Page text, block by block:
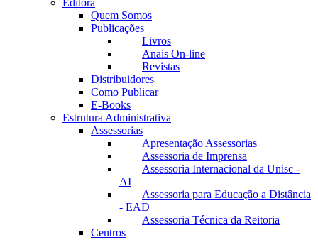
Editora
Quem Somos
Publicações
Livros
Anais On-line
Revistas
Distribuidores
Como Publicar
E-Books
Estrutura Administrativa
Assessorias
Apresentação Assessorias
Assessoria de Imprensa
Assessoria Internacional da Unisc -
AI
Assessoria para Educação a Distância
- EAD
Assessoria Técnica da Reitoria
Centros